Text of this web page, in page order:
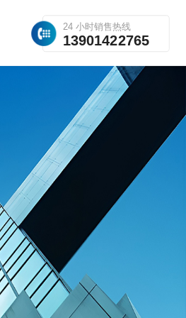
24 小时销售热线
13901422765